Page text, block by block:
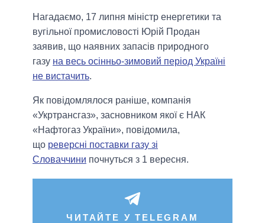
Нагадаємо, 17 липня міністр енергетики та
вугільної промисловості Юрій Продан
заявив, що наявних запасів природного
газу на весь осінньо-зимовий період Україні
не вистачить.
Як повідомлялося раніше, компанія
«Укртрансгаз», засновником якої є НАК
«Нафтогаз України», повідомила,
що реверсні поставки газу зі
Словаччини почнуться з 1 вересня.
ЧИТАЙТЕ У TELEGRAM